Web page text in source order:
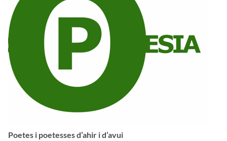
Poetes i poetesses d’ahir i d’avui